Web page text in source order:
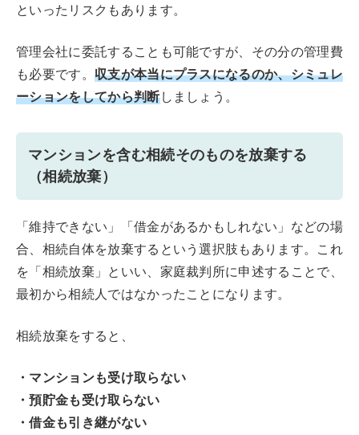
といったリスクもあります。
管理会社に委託することも可能ですが、その分の管理費
も必要です。 収支が本当にプラスになるのか、シミュレ
ーションをしてから判断しましょう。
マンションを含む相続そのものを放棄する
（相続放棄）
「維持できない」「借金があるかもしれない」などの場
合、相続自体を放棄するという選択肢もあります。 これ
を「相続放棄」といい、家庭裁判所に申述することで、
最初から相続人ではなかったことになります。
相続放棄をすると、
・マンションも受け取らない
・預貯金も受け取らない
・借金も引き継がない